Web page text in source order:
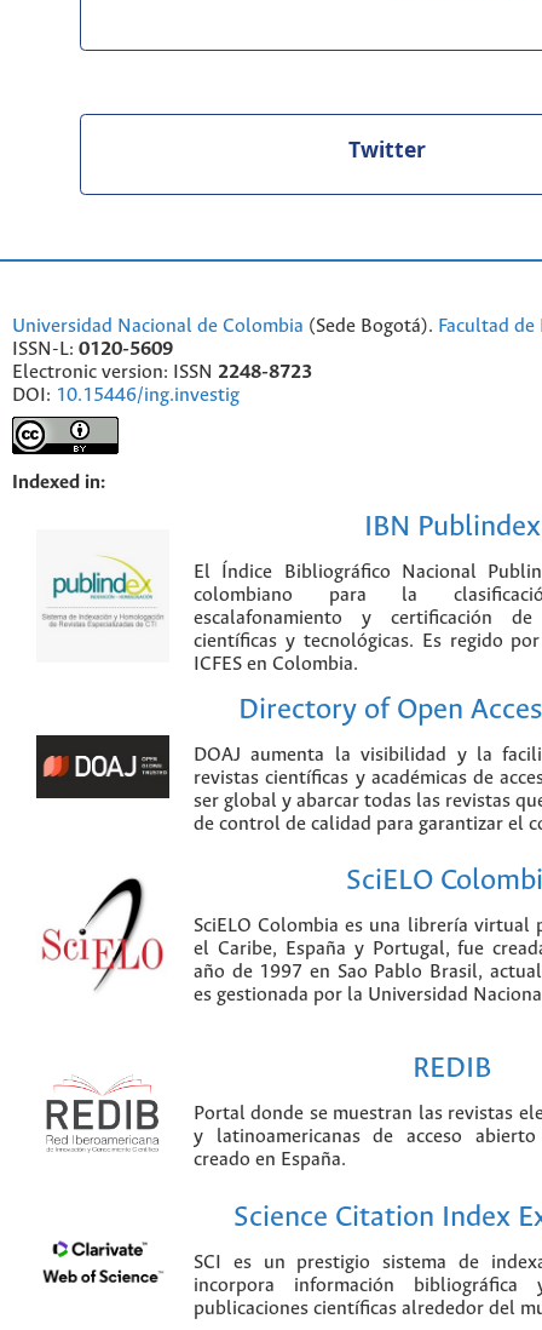
Twitter
Universidad Nacional de Colombia (Sede Bogotá). Facultad
ISSN-L: 0120-5609
Electronic version: ISSN 2248-8723
DOI: 10.15446/ing.investig
Indexed in:
IBN Publindex
El Índice Bibliográfico Nacional
colombiano para la
escalafonamiento y certificación
científicas y tecnológicas. Es regido
ICFES en Colombia.
Directory of Open
DOAJ aumenta la visibilidad y la
revistas científicas y académicas de
ser global y abarcar todas las revistas
de control de calidad para garantizar el
SciELO
SciELO Colombia es una librería virtual
el Caribe, España y Portugal, fue
año de 1997 en Sao Pablo Brasil,
es gestionada por la Universidad
REDIB
Portal donde se muestran las revistas
y latinoamericanas de acceso
creado en España.
Science Citation Index
SCI es un prestigio sistema de
incorpora información
publicaciones científicas alrededor del